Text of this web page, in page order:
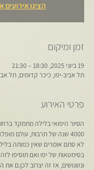
הציגו אירועים
זמן ומיקום
19 ביוני 2025, 18:30 – 21:30
תל אביב-יפו, כיכר קדומים, תל
פרטי האירוע
הסיור היפואי בלילה מתמקד
4000 שנה של תרבות, עולם מופלא שהיה ואינו.
לא סתם אומרים שאין כמותה
בסימטאות של יפו ואם תוסיפו לזה
ונשנושים, אז זה יצרוב לכן.ם את